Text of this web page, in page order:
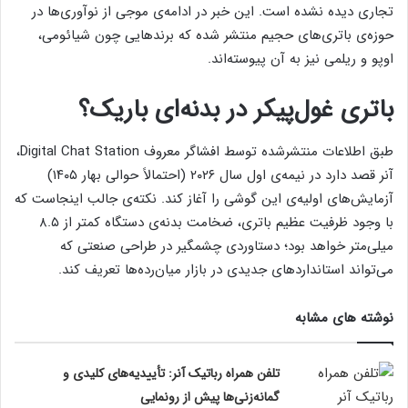
تجاری دیده نشده است. این خبر در ادامه‌ی موجی از نوآوری‌ها در
حوزه‌ی باتری‌های حجیم منتشر شده که برندهایی چون شیائومی،
اوپو و ریلمی نیز به آن پیوسته‌اند.
باتری غول‌پیکر در بدنه‌ای باریک؟
طبق اطلاعات منتشرشده توسط افشاگر معروف Digital Chat Station،
آنر قصد دارد در نیمه‌ی اول سال ۲۰۲۶ (احتمالاً حوالی بهار ۱۴۰۵)
آزمایش‌های اولیه‌ی این گوشی را آغاز کند. نکته‌ی جالب اینجاست که
با وجود ظرفیت عظیم باتری، ضخامت بدنه‌ی دستگاه کمتر از ۸.۵
میلی‌متر خواهد بود؛ دستاوردی چشمگیر در طراحی صنعتی که
می‌تواند استانداردهای جدیدی در بازار میان‌رده‌ها تعریف کند.
نوشته های مشابه
تلفن همراه رباتیک آنر: تأییدیه‌های کلیدی و
گمانه‌زنی‌ها پیش از رونمایی